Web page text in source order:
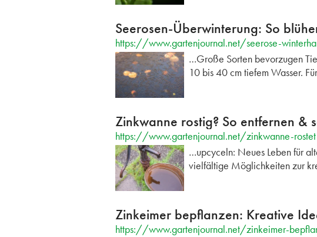
Seerosen-Überwinterung: So
https://www.gartenjournal.net/seerose-
…Große Sorten bevorzugen
10 bis 40 cm tiefem Wasser.
Zinkwanne rostig? So entfernen &
https://www.gartenjournal.net/zinkwanne-rostet
…upcyceln: Neues Leben für
vielfältige Möglichkeiten zur
Zinkeimer bepflanzen: Kreative
https://www.gartenjournal.net/zinkeimer-